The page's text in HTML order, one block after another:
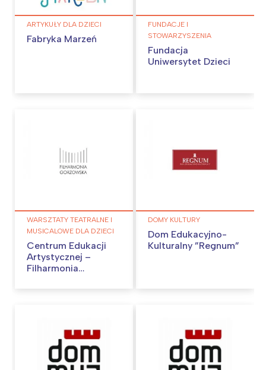
ARTYKUŁY DLA DZIECI
Fabryka Marzeń
FUNDACJE I
STOWARZYSZENIA
Fundacja
Uniwersytet Dzieci
WARSZTATY TEATRALNE I
MUSICALOWE DLA DZIECI
Centrum Edukacji
Artystycznej –
Filharmonia
DOMY KULTURY
Dom Edukacyjno-
Kulturalny ”Regnum”